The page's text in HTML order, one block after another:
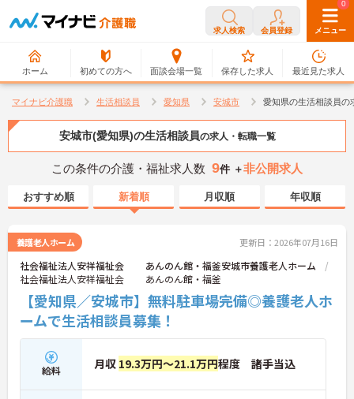
求人検索 会員登録 メニュー
ホーム 初めての方へ 面談会場一覧
0
保存した求人
0
最近見た求人
マイナビ介護職 生活相談員 愛知県 安城市 愛知県の生活相談員の
安城市(愛知県)の生活相談員の求人・転職一覧
この条件の介護・福祉求人数 9件 ＋非公開求人
おすすめ順 新着順 月収順 年収順
養護老人ホーム 更新日：2026年07月16日
社会福祉法人安祥福祉会 あんのん館・福釜安城市養護老人ホーム
社会福祉法人安祥福祉会 あんのん館・福釜
【愛知県／安城市】無料駐車場完備◎養護老人ホ
ームで生活相談員募集！
給料 月収 19.3万円～21.1万円程度 諸手当込